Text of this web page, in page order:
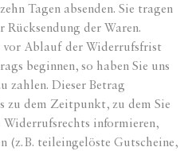
Tagen absenden. Sie tragen
der Waren.
vor Ablauf der Widerrufsfrist
beginnen, so haben Sie uns
zahlen. Dieser Betrag
zu dem Zeitpunkt, zu dem Sie
Widerrufsrechts informieren,
(z. B. teileingelöste Gutscheine,